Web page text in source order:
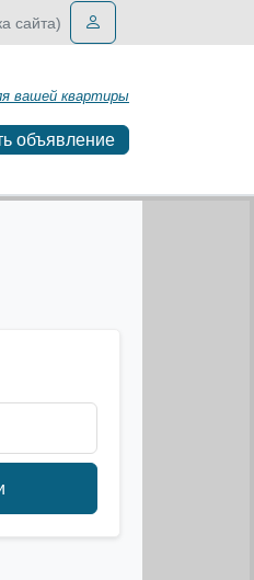
сайта)
вашей квартиры
объявление